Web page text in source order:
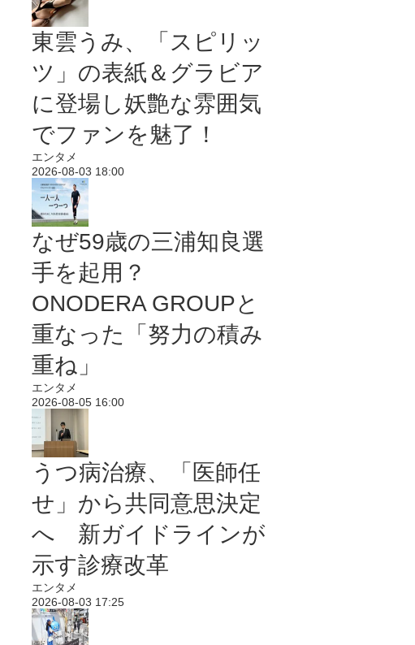
東雲うみ、「スピリッ
ツ」の表紙＆グラビア
に登場し妖艶な雰囲気
でファンを魅了！
エンタメ
2026-08-03 18:00
なぜ59歳の三浦知良選
手を起用？
ONODERA GROUPと
重なった「努力の積み
重ね」
エンタメ
2026-08-05 16:00
うつ病治療、「医師任
せ」から共同意思決定
へ 新ガイドラインが
示す診療改革
エンタメ
2026-08-03 17:25